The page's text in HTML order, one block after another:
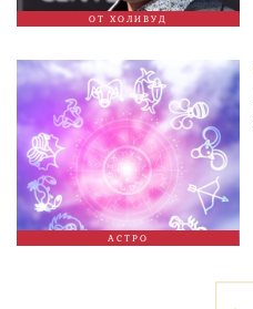
ОТ ХОЛИВУД
АСТРО